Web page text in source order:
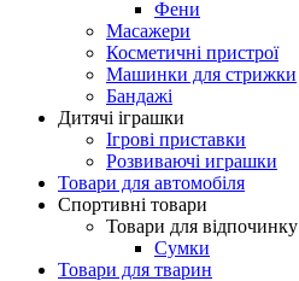
Фени
Масажери
Косметичні пристрої
Машинки для стрижки
Бандажі
Дитячі іграшки
Ігрові приставки
Розвиваючі играшки
Товари для автомобіля
Спортивні товари
Товари для відпочинку
Сумки
Товари для тварин